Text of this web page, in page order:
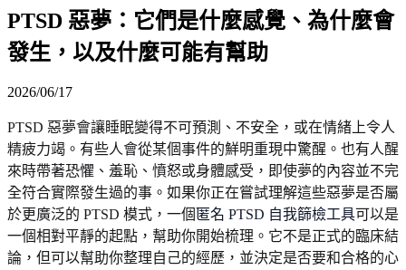
PTSD 惡夢：它們是什麼感覺、為什麼會
發生，以及什麼可能有幫助
2026/06/17
PTSD 惡夢會讓睡眠變得不可預測、不安全，或在情緒上令人
精疲力竭。有些人會從某個事件的鮮明重現中驚醒。也有人醒
來時帶著恐懼、羞恥、憤怒或身體感受，即使夢的內容並不完
全符合實際發生過的事。如果你正在嘗試理解這些惡夢是否屬
於更廣泛的 PTSD 模式，一個匿名 PTSD 自我篩檢工具可以是
一個相對平靜的起點，幫助你開始梳理。它不是正式的臨床結
論，但可以幫助你整理自己的經歷，並決定是否要和合格的心